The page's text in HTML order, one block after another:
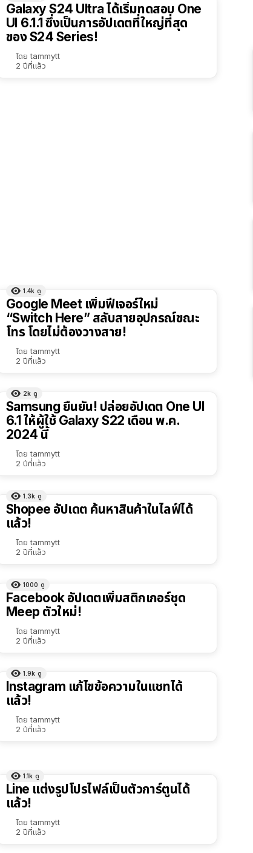
Galaxy S24 Ultra ได้เริ่มทดสอบ One
UI 6.1.1 ซึ่งเป็นการอัปเดตที่ใหญ่ที่สุด
ของ S24 Series!
โดย tammytt
2 ปีที่แล้ว
1.4k ดู
Google Meet เพิ่มฟีเจอร์ใหม่
“Switch Here” สลับสายอุปกรณ์ขณะ
โทร โดยไม่ต้องวางสาย!
โดย tammytt
2 ปีที่แล้ว
2k ดู
Samsung ยืนยัน! ปล่อยอัปเดต One UI
6.1 ให้ผู้ใช้ Galaxy S22 เดือน พ.ค.
2024 นี้
โดย tammytt
2 ปีที่แล้ว
1.3k ดู
Shopee อัปเดต ค้นหาสินค้าในไลฟ์ได้
แล้ว!
โดย tammytt
2 ปีที่แล้ว
1000 ดู
Facebook อัปเดตเพิ่มสติกเกอร์ชุด
Meep ตัวใหม่!
โดย tammytt
2 ปีที่แล้ว
1.9k ดู
Instagram แก้ไขข้อความในแชทได้
แล้ว!
โดย tammytt
2 ปีที่แล้ว
1.1k ดู
Line แต่งรูปโปรไฟล์เป็นตัวการ์ตูนได้
แล้ว!
โดย tammytt
2 ปีที่แล้ว